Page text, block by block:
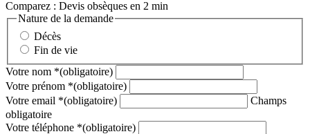
Comparez : Devis obsèques en 2 min
Nature de la demande
Décès
Fin de vie
Votre nom *(obligatoire)
Votre prénom *(obligatoire)
Votre email *(obligatoire)
Champs
obligatoire
Votre téléphone *(obligatoire)